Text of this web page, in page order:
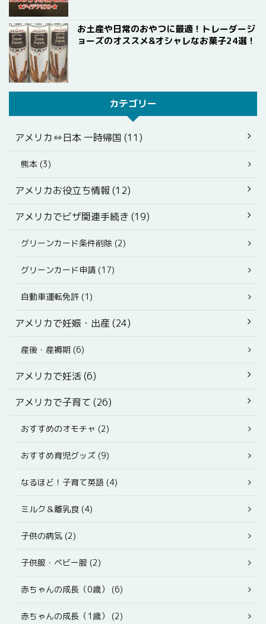
お土産や日常のおやつに最適！トレーダージ
ョーズのオススメ&オシャレなお菓子24選！
カテゴリー
アメリカ⇔日本 一時帰国 (11)
熊本 (3)
アメリカお役立ち情報 (12)
アメリカでビザ関連手続き (19)
グリーンカード条件削除 (2)
グリーンカード申請 (17)
自動車運転免許 (1)
アメリカで妊娠・出産 (24)
産後・産褥期 (6)
アメリカで妊活 (6)
アメリカで子育て (26)
おすすめのオモチャ (2)
おすすめ育児グッズ (9)
なるほど！子育て英語 (4)
ミルク＆離乳食 (4)
子供の病気 (2)
子供服・ベビー服 (2)
赤ちゃんの成長（0歳） (6)
赤ちゃんの成長（1歳） (2)